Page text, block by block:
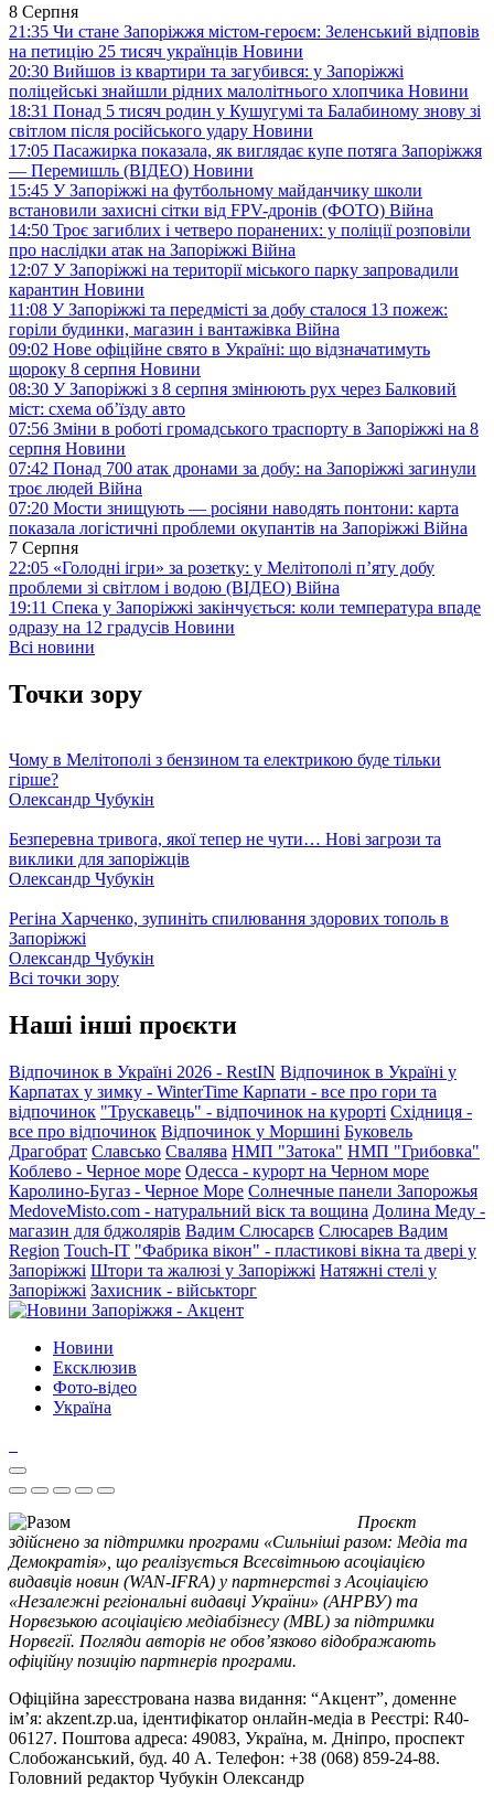
8 Серпня
21:35 Чи стане Запоріжжя містом-героєм: Зеленський відповів
на петицію 25 тисяч українців Новини
20:30 Вийшов із квартири та загубився: у Запоріжжі
поліцейські знайшли рідних малолітнього хлопчика Новини
18:31 Понад 5 тисяч родин у Кушугумі та Балабиному знову зі
світлом після російського удару Новини
17:05 Пасажирка показала, як виглядає купе потяга Запоріжжя
— Перемишль (ВІДЕО) Новини
15:45 У Запоріжжі на футбольному майданчику школи
встановили захисні сітки від FPV-дронів (ФОТО) Війна
14:50 Троє загиблих і четверо поранених: у поліції розповіли
про наслідки атак на Запоріжжі Війна
12:07 У Запоріжжі на території міського парку запровадили
карантин Новини
11:08 У Запоріжжі та передмісті за добу сталося 13 пожеж:
горіли будинки, магазин і вантажівка Війна
09:02 Нове офіційне свято в Україні: що відзначатимуть
щороку 8 серпня Новини
08:30 У Запоріжжі з 8 серпня змінюють рух через Балковий
міст: схема об’їзду авто
07:56 Зміни в роботі громадського траспорту в Запоріжжі на 8
серпня Новини
07:42 Понад 700 атак дронами за добу: на Запоріжжі загинули
троє людей Війна
07:20 Мости знищують — росіяни наводять понтони: карта
показала логістичні проблеми окупантів на Запоріжжі Війна
7 Серпня
22:05 «Голодні ігри» за розетку: у Мелітополі п’яту добу
проблеми зі світлом і водою (ВІДЕО) Війна
19:11 Спека у Запоріжжі закінчується: коли температура впаде
одразу на 12 градусів Новини
Всі новини
Точки зору
Чому в Мелітополі з бензином та електрикою буде тільки
гірше?
Олександр Чубукін
Безперевна тривога, якої тепер не чути… Нові загрози та
виклики для запоріжців
Олександр Чубукін
Регіна Харченко, зупиніть спилювання здорових тополь в
Запоріжжі
Олександр Чубукін
Всі точки зору
Наші інші проєкти
Відпочинок в Україні 2026 - RestIN Відпочинок в Україні у
Карпатах у зимку - WinterTime Карпати - все про гори та
відпочинок "Трускавець" - відпочинок на курорті Східниця -
все про відпочинок Відпочинок у Моршині Буковель
Драгобрат Славсько Свалява НМП "Затока" НМП "Грибовка"
Коблево - Черное море Одесса - курорт на Черном море
Каролино-Бугаз - Черное Море Солнечные панели Запорожья
MedoveMisto.com - натуральний віск та вощина Долина Меду -
магазин для бджолярів Вадим Слюсарєв Слюсарев Вадим
Region Touch-IT "Фабрика вікон" - пластикові вікна та двері у
Запоріжжі Штори та жалюзі у Запоріжжі Натяжні стелі у
Запоріжжі Захисник - військторг
Новини
Ексклюзив
Фото-відео
Україна
Проєкт
здійснено за підтримки програми «Сильніші разом: Медіа та
Демократія», що реалізується Всесвітньою асоціацією
видавців новин (WAN-IFRA) у партнерстві з Асоціацією
«Незалежні регіональні видавці України» (АНРВУ) та
Норвезькою асоціацією медіабізнесу (MBL) за підтримки
Норвегії. Погляди авторів не обов’язково відображають
офіційну позицію партнерів програми.
Офіційна зареєстрована назва видання: “Акцент”, доменне
ім’я: akzent.zp.ua, ідентифікатор онлайн-медіа в Реєстрі: R40-
06127. Поштова адреса: 49083, Україна, м. Дніпро, проспект
Слобожанський, буд. 40 А. Телефон: +38 (068) 859-24-88.
Головний редактор Чубукін Олександр